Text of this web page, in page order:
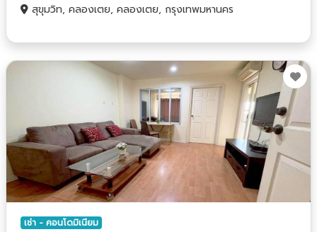
สุขุมวิท, คลองเตย, คลองเตย, กรุงเทพมหานคร
เช่า - คอนโดมิเนียม